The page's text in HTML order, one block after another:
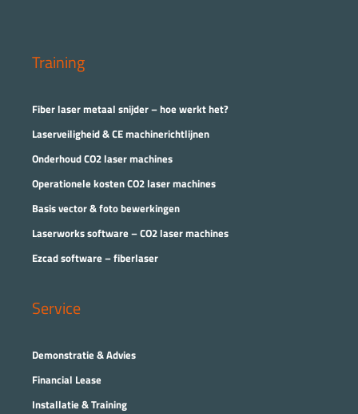
Training
Fiber laser metaal snijder – hoe werkt het?
Laserveiligheid & CE machinerichtlijnen
Onderhoud CO2 laser machines
Operationele kosten CO2 laser machines
Basis vector & foto bewerkingen
Laserworks software – CO2 laser machines
Ezcad software – fiberlaser
Service
Demonstratie & Advies
Financial Lease
Installatie & Training